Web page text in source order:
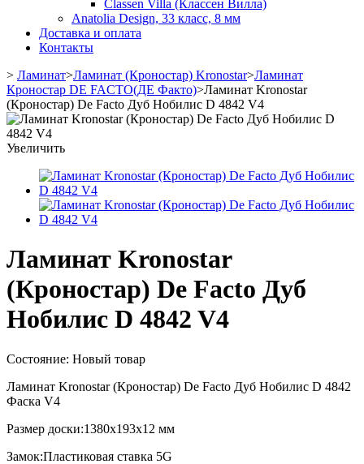
Classen Villa (Классен Вилла)
Anatolia Design, 33 класс, 8 мм
Доставка и оплата
Контакты
> Ламинат>Ламинат (Кроностар) Kronostar>Ламинат
Кроностар DE FACTO(ДЕ Факто)>Ламинат Kronostar
(Кроностар) De Facto Дуб Нобилис D 4842 V4
Увеличить
Ламинат Kronostar
(Кроностар) De Facto Дуб
Нобилис D 4842 V4
Состояние: Новый товар
Ламинат Kronostar (Кроностар) De Facto Дуб Нобилис D 4842
Фаска V4
Размер доски:1380х193х12 мм
Замок:Пластиковая ставка 5G